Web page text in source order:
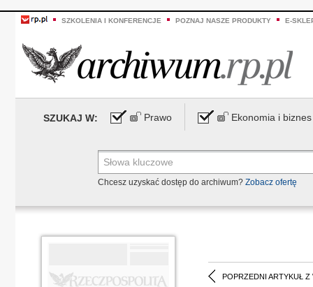
SZKOLENIA I KONFERENCJE POZNAJ NASZE PRODUKTY E-
SZUKAJ W: Prawo Ekonomia i biznes
Chcesz uzyskać dostęp do archiwum? Zobacz ofertę
POPRZEDNI ARTYKUŁ Z